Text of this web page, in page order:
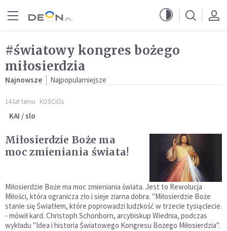
#światowy kongres bożego
miłosierdzia
Najnowsze Najpopularniejsze
14 lat temu KOŚCIÓŁ
KAI / slo
Miłosierdzie Boże ma
moc zmieniania świata!
Miłosierdzie Boże ma moc zmieniania świata. Jest to Rewolucja
Miłości, która ogranicza zło i sieje ziarna dobra. "Miłosierdzie Boże
stanie się Światłem, które poprowadzi ludzkość w trzecie tysiąclecie.
- mówił kard. Christoph Schonborn, arcybiskup Wiednia, podczas
wykładu "Idea i historia Światowego Kongresu Bożego Miłosierdzia".